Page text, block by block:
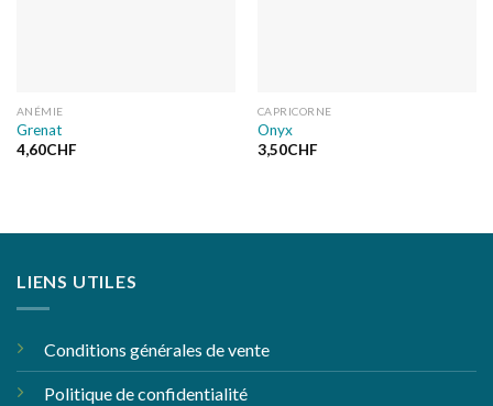
ANÉMIE
Grenat
4,60CHF
CAPRICORNE
Onyx
3,50CHF
LIENS UTILES
Conditions générales de vente
Politique de confidentialité